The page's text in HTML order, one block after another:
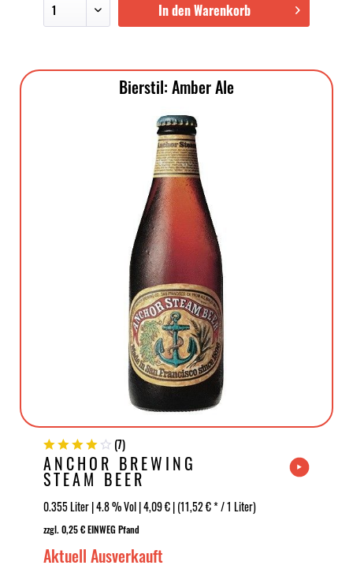
In den Warenkorb
Bierstil: Amber Ale
(7)
ANCHOR BREWING
STEAM BEER
0.355 Liter | 4.8 % Vol | 4,09 € | (11,52 € * / 1 Liter)
zzgl. 0,25 € EINWEG Pfand
Aktuell Ausverkauft